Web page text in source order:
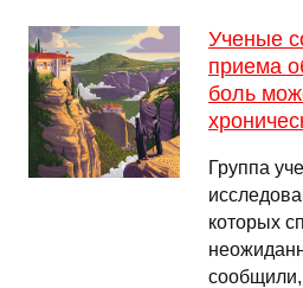
Ученые
приема
боль
Группа
которых
сообщили,